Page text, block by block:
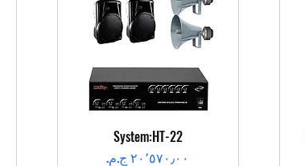
العرض السريع
System:HT-22
السعر